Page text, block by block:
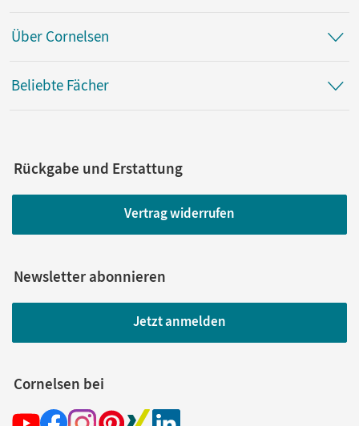
Über Cornelsen
Beliebte Fächer
Rückgabe und Erstattung
Vertrag widerrufen
Newsletter abonnieren
Jetzt anmelden
Cornelsen bei